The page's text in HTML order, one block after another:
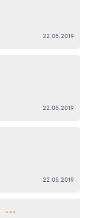
22.05.2019
22.05.2019
22.05.2019